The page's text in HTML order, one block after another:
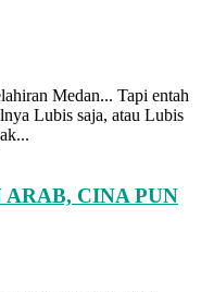
Medan... Tapi entah
Lubis saja, atau Lubis
CINA PUN